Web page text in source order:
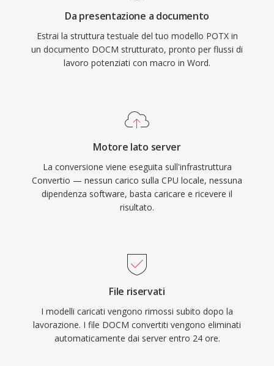
Da presentazione a documento
Estrai la struttura testuale del tuo modello POTX in
un documento DOCM strutturato, pronto per flussi di
lavoro potenziati con macro in Word.
Motore lato server
La conversione viene eseguita sull'infrastruttura
Convertio — nessun carico sulla CPU locale, nessuna
dipendenza software, basta caricare e ricevere il
risultato.
File riservati
I modelli caricati vengono rimossi subito dopo la
lavorazione. I file DOCM convertiti vengono eliminati
automaticamente dai server entro 24 ore.